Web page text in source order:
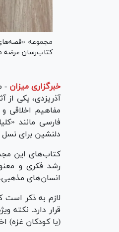
مجموعه
کتاب‌رسان عرضه
خبرگزاری میزان -
آذریزدی، یکی از
مفاهیم اخلاقی
فارسی مانند
دلنشین برای
کتاب‌های این
رشد فکری و
انسان‌های
لازم به ذکر است
(یا کودکان غزه)